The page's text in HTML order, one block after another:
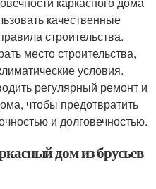
качественные
строительства.
место строительства,
условия.
регулярный ремонт и
чтобы предотвратить
и долговечностью.
дом из брусьев